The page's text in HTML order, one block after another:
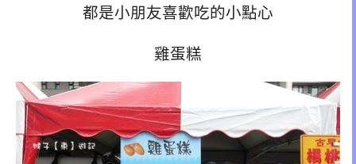
都是小朋友喜歡吃的小點心
雞蛋糕